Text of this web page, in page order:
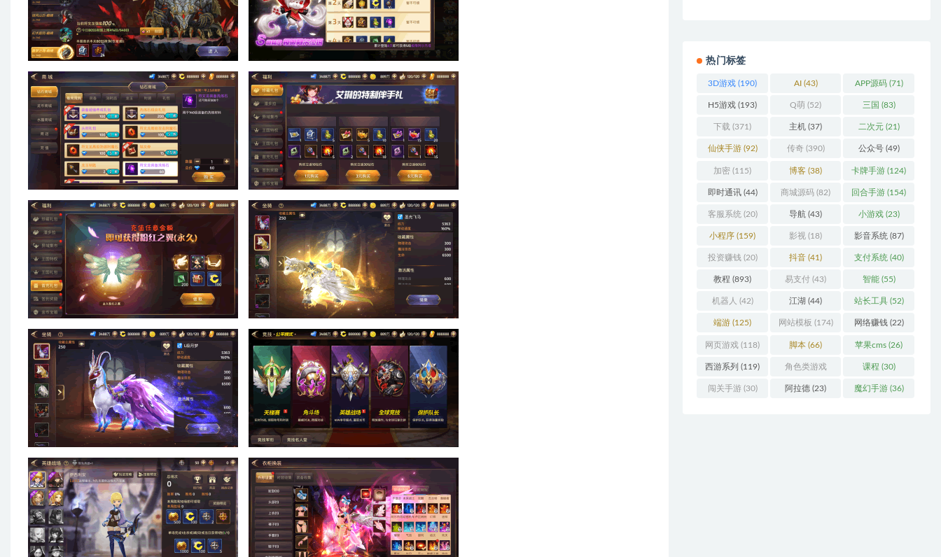
热门标签
3D游戏 (190) AI(43) APP源码(71)
H5游戏 (193) Q萌 (52) 三国 (83)
下载 (371) 主机 (37) 二次元(21)
仙侠手游(92) 传奇(390) 公众号(49)
加密 (115) 博客 (38) 卡牌手游 (124)
即时通讯(44) 商城源码 (82) 回合手游 (154)
客服系统 (20) 导航 (43) 小游戏(23)
小程序 (159) 影视 (18) 影音系统 (87)
投资赚钱 (20) 抖音 (41) 支付系统 (40)
教程 (893) 易支付 (43) 智能(55)
机器人 (42) 江湖 (44) 站长工具(52)
端游 (125) 网站模板 (174) 网络赚钱(22)
网页游戏 (118) 脚本 (66) 苹果cms (26)
西游系列 (119) 角色类游戏
(306)
课程 (30)
闯关手游(30) 阿拉德 (23) 魔幻手游(36)